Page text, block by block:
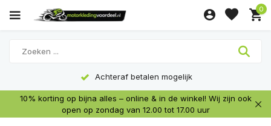
0
Achteraf betalen mogelijk
10% korting op bijna alles – online & in de winkel! Wij zijn ook
open op zondag van 12.00 tot 17.00 uur